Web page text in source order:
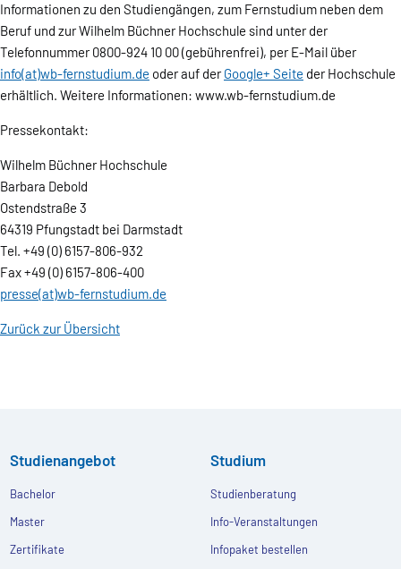
Informationen zu den Studiengängen, zum Fernstudium neben dem
Beruf und zur Wilhelm Büchner Hochschule sind unter der
Telefonnummer 0800-924 10 00 (gebührenfrei), per E-Mail über
info(at)wb-fernstudium.de oder auf derGoogle+ Seite der Hochschule
erhältlich. Weitere Informationen: www.wb-fernstudium.de
Pressekontakt:
Wilhelm Büchner Hochschule
Barbara Debold
Ostendstraße 3
64319 Pfungstadt bei Darmstadt
Tel. +49 (0) 6157-806-932
Fax +49 (0) 6157-806-400
presse(at)wb-fernstudium.de
Zurück zur Übersicht
Studienangebot
Bachelor
Master
Zertifikate
Studium
Studienberatung
Info-Veranstaltungen
Infopaket bestellen